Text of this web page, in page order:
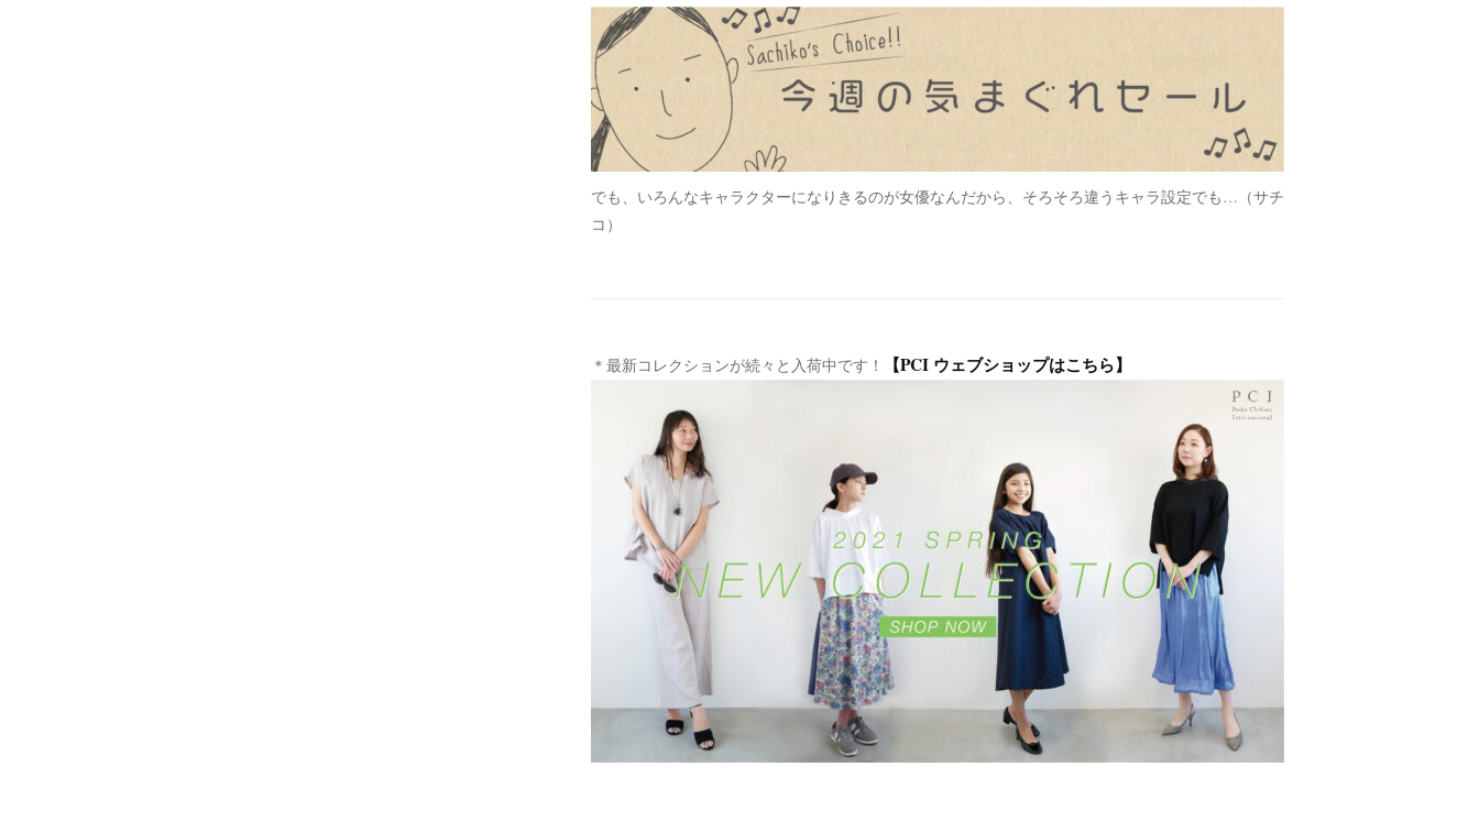
でも、いろんなキャラクターになりきるのが女優なんだから、そろそろ違うキャラ設定でも…（サチ
コ）
＊最新コレクションが続々と入荷中です！ 【PCI ウェブショップはこちら】